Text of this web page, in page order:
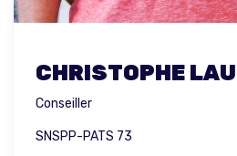
CHRISTOPHE
Conseiller
SNSPP-PATS 73